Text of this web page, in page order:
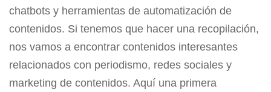
chatbots y herramientas de automatización de
contenidos. Si tenemos que hacer una recopilación,
nos vamos a encontrar contenidos interesantes
relacionados con periodismo, redes sociales y
marketing de contenidos. Aquí una primera